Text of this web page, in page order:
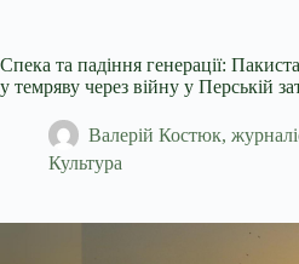
Спека та падіння генерації:
у темряву через війну у Перській
Валерій Костюк,
Культура